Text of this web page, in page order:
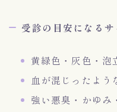
受診の目安になるサ
黄緑色・灰色・泡
血が混じったよう
強い悪臭・かゆみ